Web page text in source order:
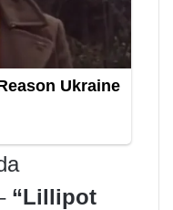
“Lillipot